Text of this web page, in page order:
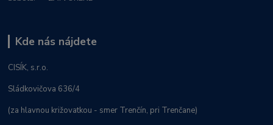
Kde nás nájdete
CISÍK, s.r.o.
Sládkovičova 636/4
(za hlavnou križovatkou - smer Trenčín, pri Trenčane)